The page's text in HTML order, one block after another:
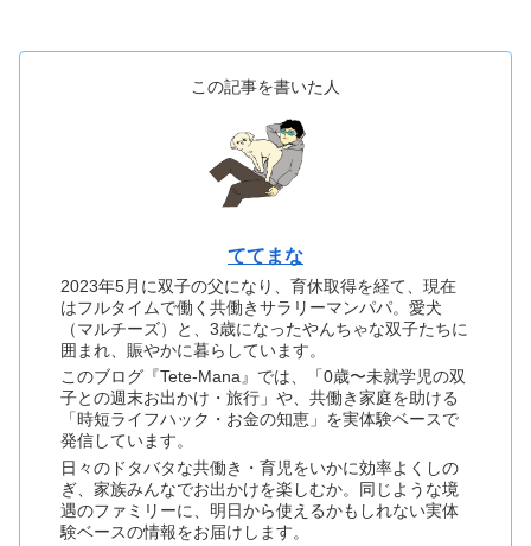
この記事を書いた人
ててまな
2023年5月に双子の父になり、育休取得を経て、現在
はフルタイムで働く共働きサラリーマンパパ。愛犬
（マルチーズ）と、3歳になったやんちゃな双子たちに
囲まれ、賑やかに暮らしています。
このブログ『Tete-Mana』では、「0歳〜未就学児の双
子との週末お出かけ・旅行」や、共働き家庭を助ける
「時短ライフハック・お金の知恵」を実体験ベースで
発信しています。
日々のドタバタな共働き・育児をいかに効率よくしの
ぎ、家族みんなでお出かけを楽しむか。同じような境
遇のファミリーに、明日から使えるかもしれない実体
験ベースの情報をお届けします。